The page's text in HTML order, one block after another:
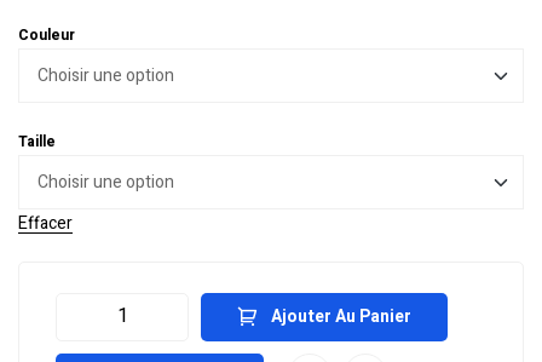
Couleur
Taille
Effacer
Ajouter Au Panier